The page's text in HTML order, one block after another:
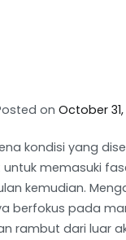
onOctober
kondisi yang
memasuki
kemudian.
berfokus pada
rambut dari luar